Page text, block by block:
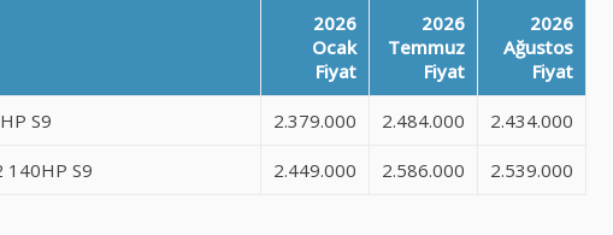
2026
Ocak
Fiyat
2026
Temmuz
Fiyat
2026
Ağustos
Fiyat
S9 2.379.000 2.484.000 2.434.000
140HP S9 2.449.000 2.586.000 2.539.000